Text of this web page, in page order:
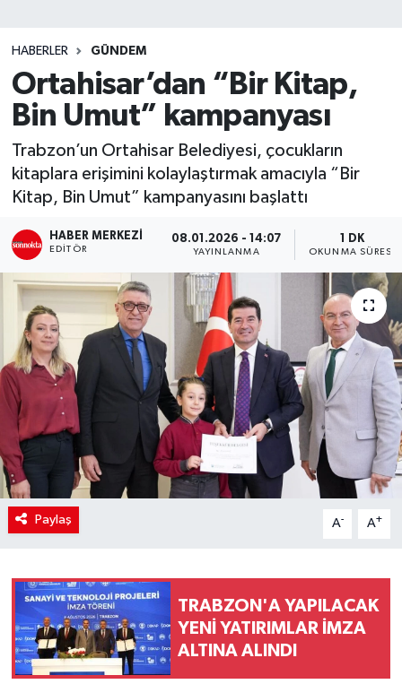
HABERLER GÜNDEM
Ortahisar’dan “Bir Kitap,
Bin Umut” kampanyası
Trabzon’un Ortahisar Belediyesi, çocukların
kitaplara erişimini kolaylaştırmak amacıyla “Bir
Kitap, Bin Umut” kampanyasını başlattı
HABER MERKEZI
EDITÖR
08.01.2026 - 14:07
YAYINLANMA
1 DK
OKUNMA SÜRESI
Paylaş A- A+
TRABZON'A YAPILACAK
YENİ YATIRIMLAR İMZA
ALTINA ALINDI
Teknoloji
TRABZON
TRABZONSPOR